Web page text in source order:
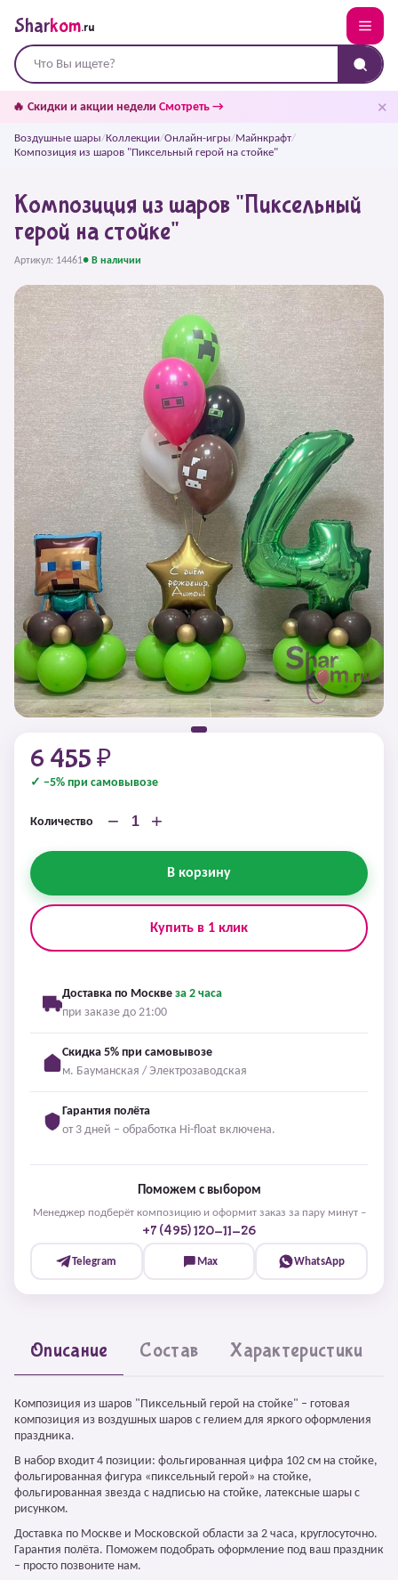
Sharkom.ru
🔥 Скидки и акции недели Смотреть → ✕
Воздушные шары/Коллекции/Онлайн-игры/Майнкрафт/
Композиция из шаров "Пиксельный герой на стойке"
Композиция из шаров "Пиксельный
герой на стойке"
Артикул: 14461● В наличии
6 455 ₽
✓ −5% при самовывозе
Количество − +
В корзину
Купить в 1 клик
Доставка по Москве за 2 часа
при заказе до 21:00
Скидка 5% при самовывозе
м. Бауманская / Электрозаводская
Гарантия полёта
от 3 дней – обработка Hi-float включена.
Поможем с выбором
Менеджер подберёт композицию и оформит заказ за пару минут –
+7 (495) 120-11-26
Telegram Max WhatsApp
Описание Состав Характеристики
Композиция из шаров "Пиксельный герой на стойке" – готовая
композиция из воздушных шаров с гелием для яркого оформления
праздника.
В набор входит 4 позиции: фольгированная цифра 102 см на стойке,
фольгированная фигура «пиксельный герой» на стойке,
фольгированная звезда с надписью на стойке, латексные шары с
рисунком.
Доставка по Москве и Московской области за 2 часа, круглосуточно.
Гарантия полёта. Поможем подобрать оформление под ваш праздник
– просто позвоните нам.